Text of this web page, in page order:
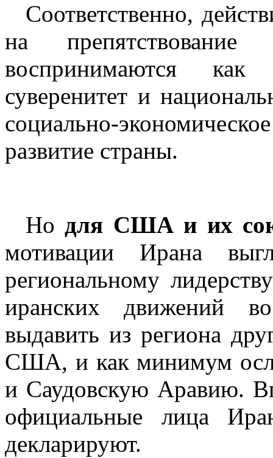
Соответственно,
на
воспринимаются как
суверенитет и
социально-
развитие страны.
Нодля США и их
мотивации Ирана
региональному
иранских движений
выдавить из региона
США, и как минимум
и Саудовскую Аравию.
официальные лица
декларируют.